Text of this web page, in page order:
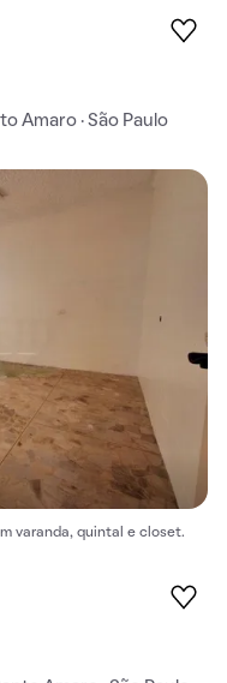
Amaro · São Paulo
varanda, quintal e closet.